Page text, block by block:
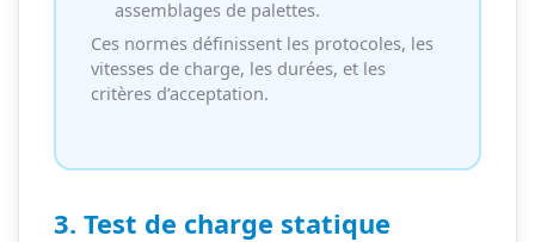
assemblages de palettes.
Ces normes définissent les protocoles, les
vitesses de charge, les durées, et les
critères d’acceptation.
3. Test de charge statique